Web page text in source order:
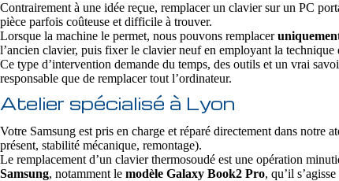
Contrairement à une idée reçue, remplacer un clavier sur un PC
pièce parfois coûteuse et difficile à trouver.
Lorsque la machine le permet, nous pouvons remplacer
l’ancien clavier, puis fixer le clavier neuf en employant la
Ce type d’intervention demande du temps, des outils et un vrai
responsable que de remplacer tout l’ordinateur.
Atelier spécialisé à Lyon
Votre Samsung est pris en charge et réparé directement dans notre
présent, stabilité mécanique, remontage).
Le remplacement d’un clavier thermosoudé est une opération
Samsung, notamment le modèle Galaxy Book2 Pro, qu’il